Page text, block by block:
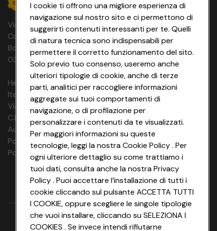
Via Michelino, 59 | 40127 BOLOGNA
Codice Fiscale e Registro Imprese di
Bologna 00865960157 PARTITA IVA
03320960374 CONAD SOC. COOP.
HeyConad Viaggi è un servizio gestito da
Italia Travel Marketing S.r.l.
Via Chiesolina 8 | 37066 Sommacampagna (VR)
C.F. e P.IVA: 03816060234
Aut. Prov Verona n. 4737/10
Polizza Ass. RC n. 177765037
Polizza Ass. Protection n. 6006000083/F
I cookie ti offrono una migliore esperienza di
navigazione sul nostro sito e ci permettono di
suggerirti contenuti interessanti per te. Quelli
di natura tecnica sono indispensabili per
permettere il corretto funzionamento del sito.
Solo previo tuo consenso, useremo anche
ulteriori tipologie di cookie, anche di terze
parti, analitici per raccogliere informazioni
aggregate sui tuoi comportamenti di
navigazione, o di profilazione per
personalizzare i contenuti da te visualizzati.
Per maggiori informazioni su queste
tecnologie, leggi la nostra Cookie Policy . Per
ogni ulteriore dettaglio su come trattiamo i
tuoi dati, consulta anche la nostra Privacy
Policy . Puoi accettare l’installazione di tutti i
cookie cliccando sul pulsante ACCETTA TUTTI
I COOKIE, oppure scegliere le singole tipologie
che vuoi installare, cliccando su SELEZIONA I
COOKIES . Se invece intendi rifiutarne